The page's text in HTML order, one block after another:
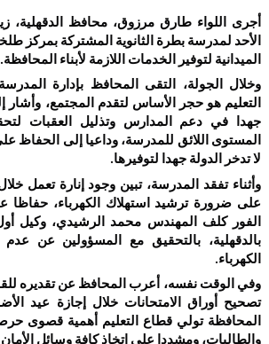
الميدانية لتوفير الخدمات اللازمة لأبناء المحافظة.
لا تدخر الدولة جهدا لتوفيرها.
الكهرباء.